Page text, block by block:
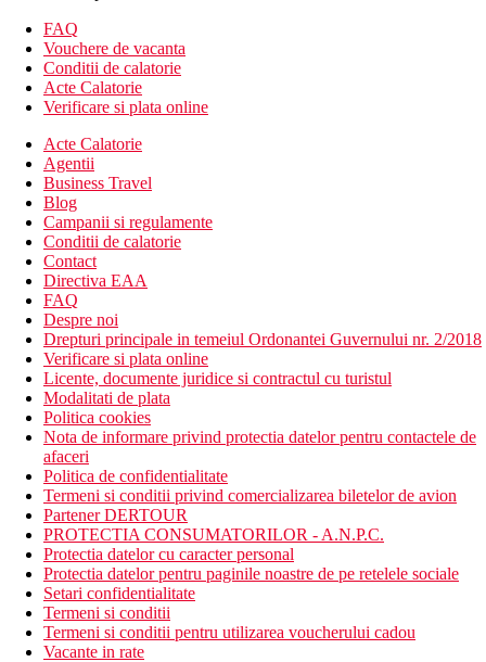
camere cu vedere la mare contra cost
camere cu vedere directa la mare (malul marii)
camere cu piscina comuna
Camera de familie (suita):
vedere la mare
1 dormitor
-alte echipamente similare cu cele din camera superioara
Descrierea hotelului
Hotelul dispune de:
camere renovate in 2020
187 camere
lift
magazin de suveniruri
minimarket
internet Wi-Fi (gratuit)
seif la receptie (gratuit)
sala de conferinte
inchiriere auto
parcare (gratuita)
hotelul nu accepta animale de companie
Descrierea plajei
plaja nisipoasa si stancoasa a hotelului
sezlonguri si umbrele
Activitati sportive gratuite
2 piscine in aer liber, sezlonguri si umbrele
piscina interioara
sala de fitness
FAQ
Vouchere de vacanta
Conditii de calatorie
Acte Calatorie
Verificare si plata online
Acte Calatorie
Agentii
Business Travel
Blog
Campanii si regulamente
Conditii de calatorie
Contact
Directiva EAA
FAQ
Despre noi
Drepturi principale in temeiul Ordonantei Guvernului nr. 2/2018
Verificare si plata online
Licente, documente juridice si contractul cu turistul
Modalitati de plata
Politica cookies
Nota de informare privind protectia datelor pentru contactele de
afaceri
Politica de confidentialitate
Termeni si conditii privind comercializarea biletelor de avion
Partener DERTOUR
PROTECTIA CONSUMATORILOR - A.N.P.C.
Protectia datelor cu caracter personal
Protectia datelor pentru paginile noastre de pe retelele sociale
Setari confidentialitate
Termeni si conditii
Termeni si conditii pentru utilizarea voucherului cadou
Vacante in rate